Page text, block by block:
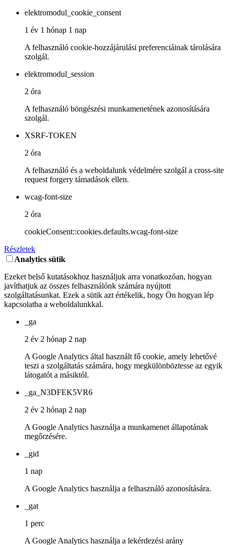
elektromodul_cookie_consent
1 év 1 hónap 1 nap
A felhasználó cookie-hozzájárulási preferenciáinak tárolására
szolgál.
elektromodul_session
2 óra
A felhasználó böngészési munkamenetének azonosítására
szolgál.
XSRF-TOKEN
2 óra
A felhasználó és a weboldalunk védelmére szolgál a cross-site
request forgery támadások ellen.
wcag-font-size
2 óra
cookieConsent::cookies.defaults.wcag-font-size
Részletek
Analytics sütik
Ezeket belső kutatásokhoz használjuk arra vonatkozóan, hogyan
javíthatjuk az összes felhasználónk számára nyújtott
szolgáltatásunkat. Ezek a sütik azt értékelik, hogy Ön hogyan lép
kapcsolatba a weboldalunkkal.
_ga
2 év 2 hónap 2 nap
A Google Analytics által használt fő cookie, amely lehetővé
teszi a szolgáltatás számára, hogy megkülönböztesse az egyik
látogatót a másiktól.
_ga_N3DFEK5VR6
2 év 2 hónap 2 nap
A Google Analytics használja a munkamenet állapotának
megőrzésére.
_gid
1 nap
A Google Analytics használja a felhasználó azonosítására.
_gat
1 perc
A Google Analytics használja a lekérdezési arány